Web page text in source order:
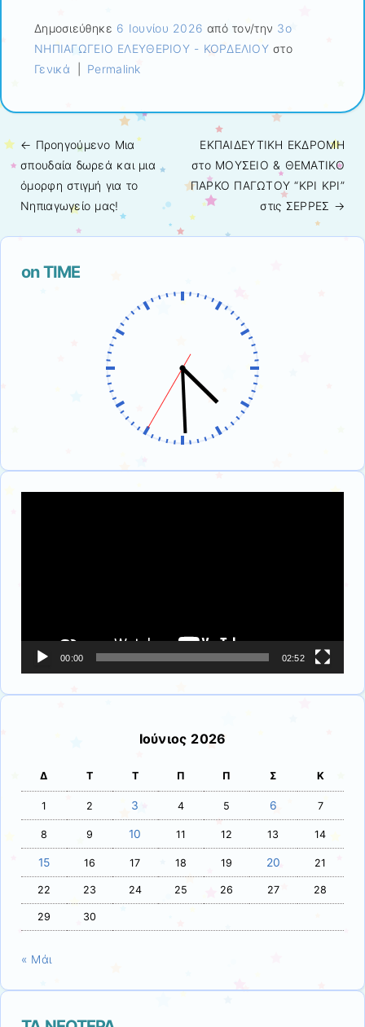
Δημοσιεύθηκε 6 Ιουνίου 2026 από τον/την 3ο
ΝΗΠΙΑΓΩΓΕΙΟ ΕΛΕΥΘΕΡΙΟΥ - ΚΟΡΔΕΛΙΟΥ στο
Γενικά
Permalink
Πλοήγηση άρθρων
← Προηγούμενo Μια
σπουδαία δωρεά και μια
όμορφη στιγμή για το
Νηπιαγωγείο μας!
ΕΚΠΑΙΔΕΥΤΙΚΗ ΕΚΔΡΟΜΗ
στο ΜΟΥΣΕΙΟ & ΘΕΜΑΤΙΚΟ
ΠΑΡΚΟ ΠΑΓΩΤΟΥ “ΚΡΙ ΚΡΙ”
στις ΣΕΡΡΕΣ →
on TIME
00:00 02:52
Ιούνιος 2026
Δ Τ Τ Π Π Σ Κ
1 2 3 4 5 6 7
8 9 10 11 12 13 14
15 16 17 18 19 20 21
22 23 24 25 26 27 28
29 30
« Μάι